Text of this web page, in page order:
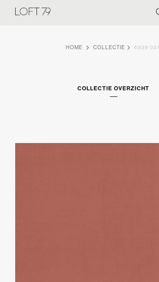
HOME COLLECTIE 6939 031
COLLECTIE OVERZICHT